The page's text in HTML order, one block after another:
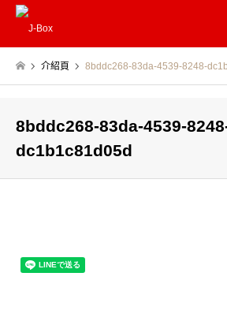
介紹頁 8bddc268-83da-4539-8248-
8bddc268-83da-4539-
dc1b1c81d05d